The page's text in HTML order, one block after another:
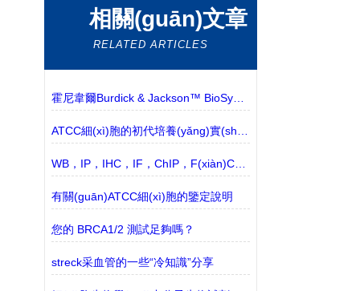
相關(guān)文章
RELATED ARTICLES
霍尼韋爾Burdick & Jackson™ BioSyn™ 溶劑和試劑 的特點(diǎn)
WB，IP，IHC，IF，ChIP，F(xiàn)C所用的抗體有什么區(qū)別？
有關(guān)ATCC細(xì)胞的鑒定說明
您的 BRCA1/2 測試足夠嗎？
streck采血管的一些“冷知識”分享